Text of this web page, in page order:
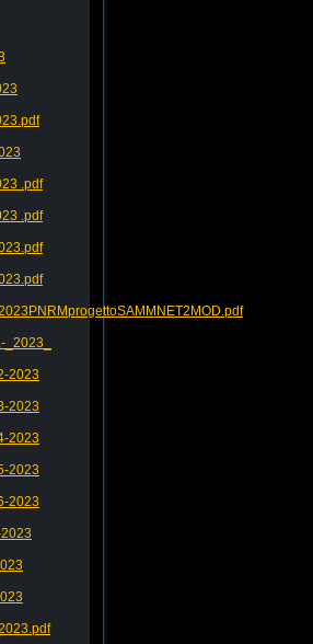
.pdf
.pdf
2023
2023
2023
2023
2023